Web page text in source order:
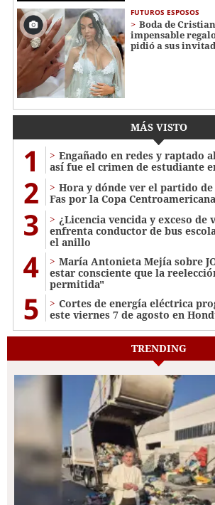
FUTUROS ESPOSOS
Boda de
impensable
pidió a sus
MÁS VISTO
1
Engañado en redes y raptado
así fue el crimen de estudiante
2
Hora y dónde ver el partido de
Fas por la Copa
3
¿Licencia vencida y exceso de
enfrenta conductor de bus
el anillo
4
María Antonieta Mejía sobre
estar consciente que la
permitida"
5
Cortes de energía eléctrica
este viernes 7 de agosto en
TRENDING